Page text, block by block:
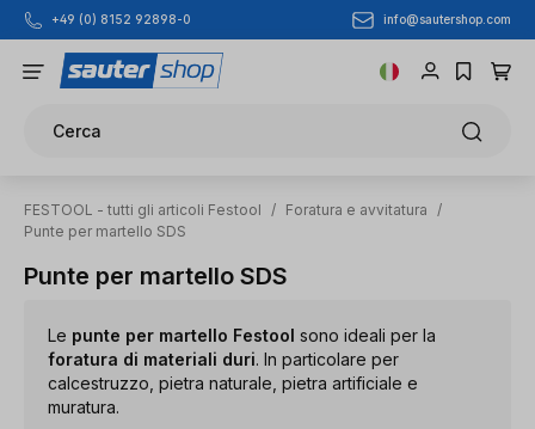
Passa al contenuto principale
+49 (0) 8152 92898-0 info@sautershop.com
Cerca
FESTOOL - tutti gli articoli Festool / Foratura e avvitatura
/
Punte per martello SDS
Punte per martello SDS
Le punte per martello Festool sono ideali per la
foratura di materiali duri. In particolare per
calcestruzzo, pietra naturale, pietra artificiale e
muratura.